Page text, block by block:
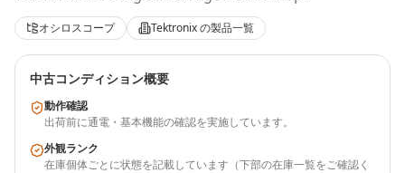
オシロスコープ Tektronixの製品一覧
中古コンディション概要
動作確認
出荷前に通電・基本機能の確認を実施しています。
外観ランク
在庫個体ごとに状態を記載しています（下部の在庫一覧をご確認く